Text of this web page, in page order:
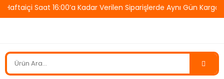
Saat 16:00’a Kadar Verilen Siparişlerde Aynı Gün Kargo!